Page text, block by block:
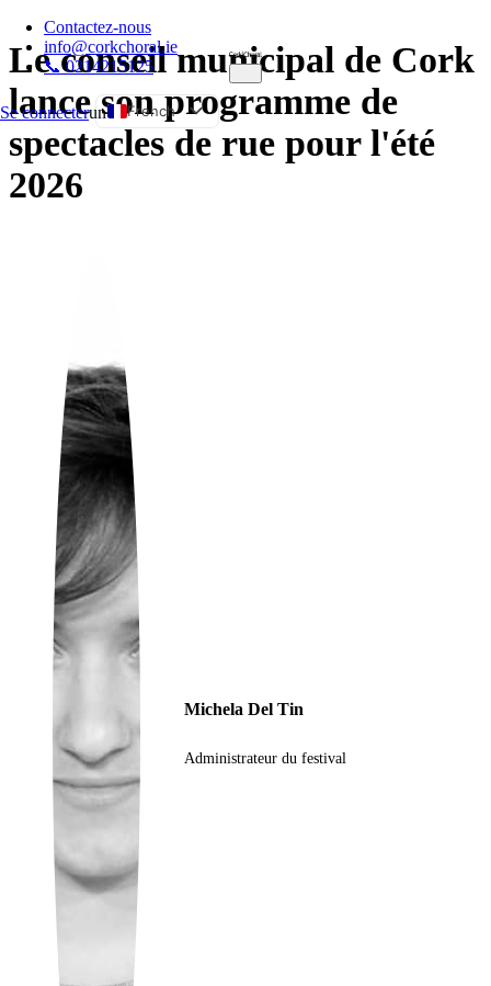
Contactez-nous
info@corkchoral.ie
📞 0214215125
Se connecterun
French
English
Hungarian
Italian
Polish
Portuguese
Ukrainian
Le conseil municipal de Cork
lance son programme de
spectacles de rue pour l'été
2026
Michela Del Tin
Administrateur du festival